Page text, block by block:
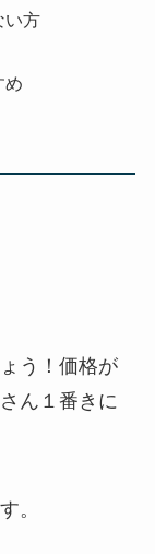
い方
め
う！価格が
ん１番きに
。